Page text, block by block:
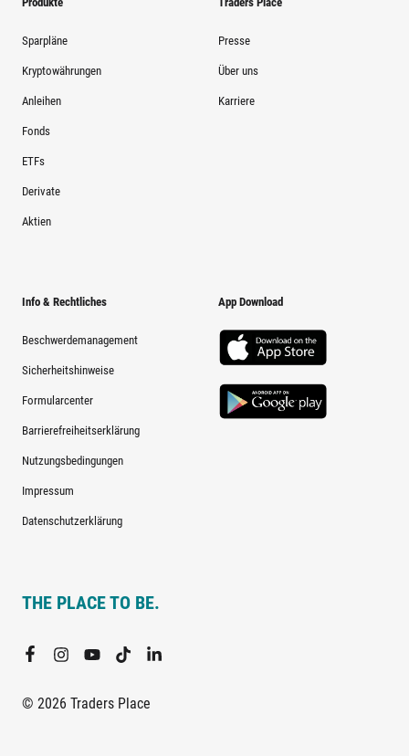
Sparpläne
Kryptowährungen
Anleihen
Fonds
ETFs
Derivate
Aktien
Presse
Über uns
Karriere
Info & Rechtliches
Beschwerdemanagement
Sicherheitshinweise
Formularcenter
Barrierefreiheitserklärung
Nutzungsbedingungen
Impressum
Datenschutzerklärung
App Download
THE PLACE TO BE.
© 2026 Traders Place